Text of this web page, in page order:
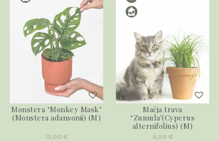
Monstera ‘Monkey Mask’
(Monstera adansonii) (M)
15,00 €
Mačja trava
‘Zumula'(Cyperus
alternifolius) (M)
6,00 €